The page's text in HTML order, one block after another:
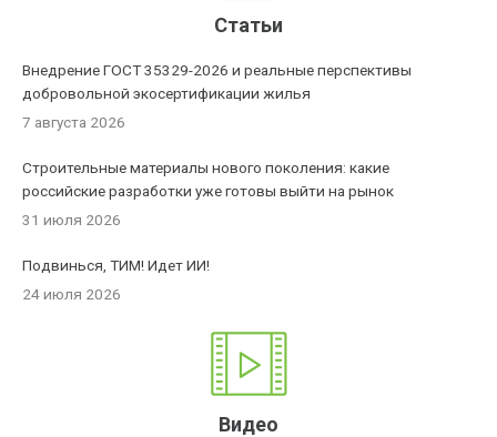
Статьи
Внедрение ГОСТ 35329-2026 и реальные перспективы
добровольной экосертификации жилья
7 августа 2026
Строительные материалы нового поколения: какие
российские разработки уже готовы выйти на рынок
31 июля 2026
Подвинься, ТИМ! Идет ИИ!
24 июля 2026
Видео